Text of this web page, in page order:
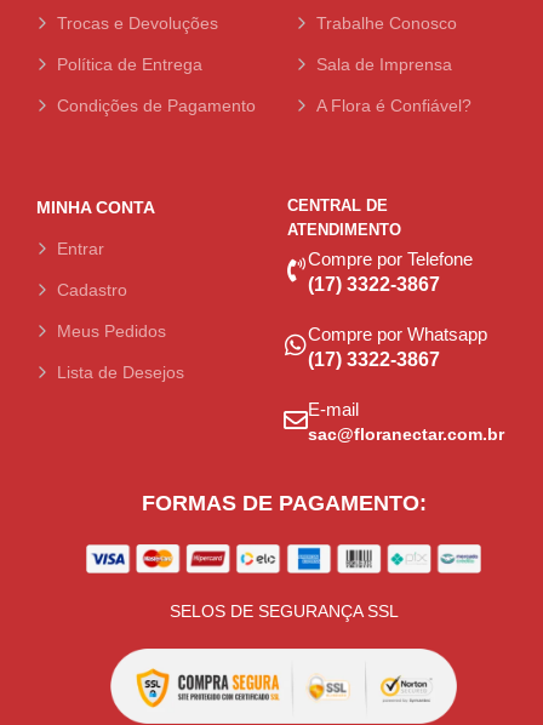
Trocas e Devoluções
Política de Entrega
Condições de Pagamento
Trabalhe Conosco
Sala de Imprensa
A Flora é Confiável?
MINHA CONTA
Entrar
Cadastro
Meus Pedidos
Lista de Desejos
CENTRAL DE
ATENDIMENTO
Compre por Telefone
(17) 3322-3867
Compre por Whatsapp
(17) 3322-3867
E-mail
sac@floranectar.com.br
FORMAS DE PAGAMENTO:
SELOS DE SEGURANÇA SSL